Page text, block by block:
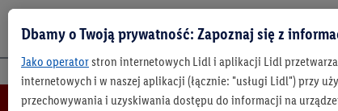
Dbamy o Twoją prywatność: Zapoznaj się z
Jako operatorstron internetowych Lidl i aplikacji Lidl
internetowych i w naszej aplikacji (łącznie: "usługi Lidl") przy
przechowywania i uzyskiwania dostępu do informacji na